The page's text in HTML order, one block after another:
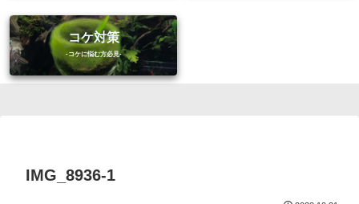
コケ対策
IMG_8936-1